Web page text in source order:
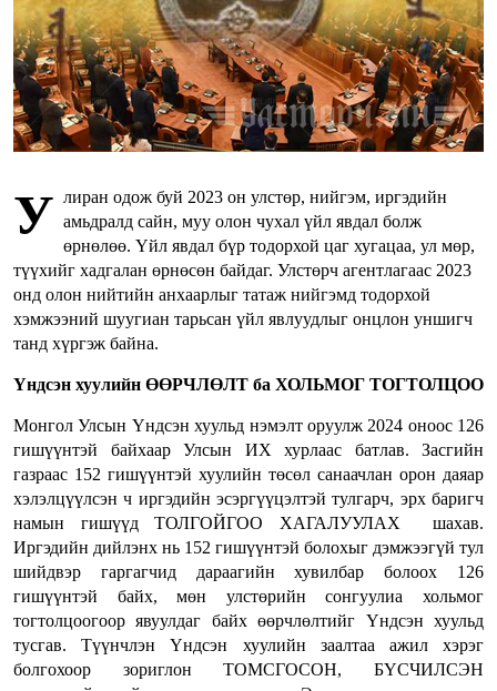
У лиран одож буй 2023 он улстөр, нийгэм, иргэдийн
амьдралд сайн, муу олон чухал үйл явдал болж
өрнөлөө. Үйл явдал бүр тодорхой цаг хугацаа, ул мөр,
түүхийг хадгалан өрнөсөн байдаг. Улстөрч агентлагаас 2023
онд олон нийтийн анхаарлыг татаж нийгэмд тодорхой
хэмжээний шуугиан тарьсан үйл явлуудлыг онцлон уншигч
танд хүргэж байна.
Үндсэн хуулийн ӨӨРЧЛӨЛТ ба ХОЛЬМОГ ТОГТОЛЦОО
Монгол Улсын Үндсэн хуульд нэмэлт оруулж 2024 оноос 126
гишүүнтэй байхаар Улсын ИХ хурлаас батлав. Засгийн
газраас 152 гишүүнтэй хуулийн төсөл санаачлан орон даяар
хэлэлцүүлсэн ч иргэдийн эсэргүүцэлтэй тулгарч, эрх баригч
намын гишүүд ТОЛГОЙГОО ХАГАЛУУЛАХ шахав.
Иргэдийн дийлэнх нь 152 гишүүнтэй болохыг дэмжээгүй тул
шийдвэр гаргагчид дараагийн хувилбар болоох 126
гишүүнтэй байх, мөн улстөрийн сонгуулиа хольмог
тогтолцоогоор явуулдаг байх өөрчлөлтийг Үндсэн хуульд
тусгав. Түүнчлэн Үндсэн хуулийн заалтаа ажил хэрэг
болгохоор зориглон ТОМСГОСОН, БҮСЧИЛСЭН